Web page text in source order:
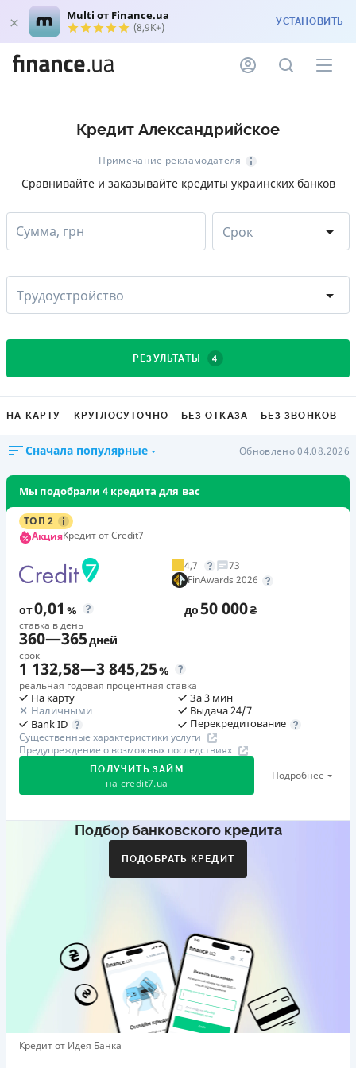
Multi от Finance.ua
(8,9K+) УСТАНОВИТЬ
Кредит Александрийское
Примечание рекламодателя
Сравнивайте и заказывайте кредиты украинских банков
Сумма, грн Срок
Трудоустройство
РЕЗУЛЬТАТЫ 4
НА КАРТУ КРУГЛОСУТОЧНО БЕЗ ОТКАЗА БЕЗ ЗВОНКОВ
Сначала популярные Обновлено 04.08.2026
Мы подобрали 4 кредита для вас
ТОП 2
АкцияКредит от Credit7
4,7
73
FinAwards 2026
от0,01 %
ставка в день
до50 000₴
360—365дней
срок
1 132,58—3 845,25%
реальная годовая процентная ставка
На карту
Наличными
Bank ID
За 3 мин
Выдача 24/7
Перекредитование
Существенные характеристики услуги
Предупреждение о возможных последствиях
ПОЛУЧИТЬ ЗАЙМ
на credit7.ua
Подробнее
Акция: «Кешбэк за друга»
друг регистрируется и получает первый кредит (от
Бронзовый призер FinAwards 2026 «Лучшая программа
лояльности»
Первый займ
от 0,01%/день до 30 000 ₴
Повторный займ
Подбор банковского кредита
ПОДОБРАТЬ КРЕДИТ
Кредит от Идея Банка